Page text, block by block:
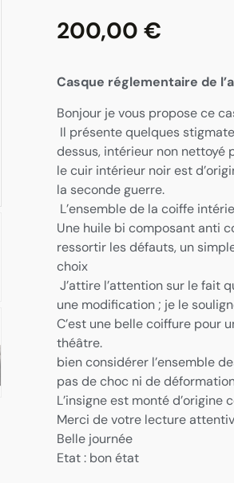
200,00 €
Casque réglementaire de
Bonjour je vous propose ce
Il présente quelques
dessus, intérieur non nettoyé
le cuir intérieur noir est
la seconde guerre.
L’ensemble de la coiffe
Une huile bi composant anti
ressortir les défauts, un
choix
J’attire l’attention sur le fait
une modification ; je le
C’est une belle coiffure pour
théâtre.
bien considérer l’ensemble
pas de choc ni de
L’insigne est monté
Merci de votre lecture
Belle journée
Etat : bon état